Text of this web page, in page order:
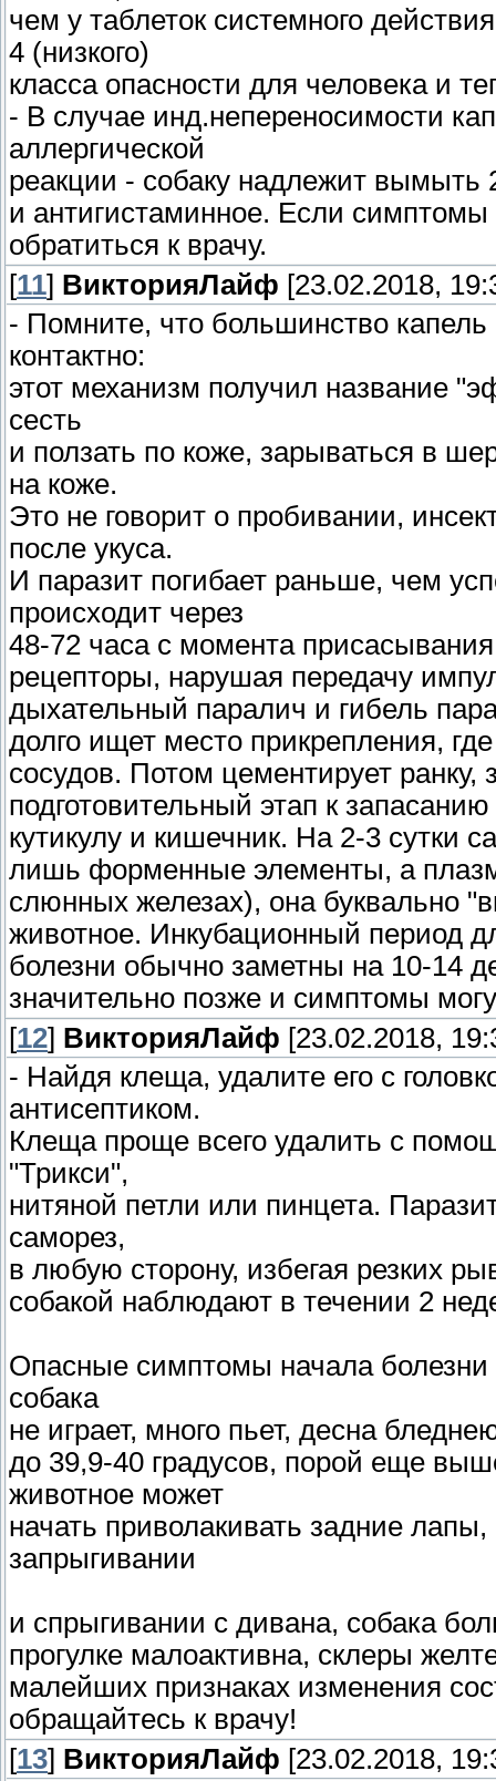
чем у таблеток системного
4 (низкого)
класса опасности для человека и
- В случае инд.непереносимости
аллергической
реакции - собаку надлежит вымыть
и антигистаминное. Если симптомы
обратиться к врачу.
[11] ВикторияЛайф [23.02.2018,
- Помните, что большинство
контактно:
этот механизм получил название
сесть
и ползать по коже, зарываться в
на коже.
Это не говорит о пробивании,
после укуса.
И паразит погибает раньше, чем
происходит через
48-72 часа с момента
рецепторы, нарушая передачу
дыхательный паралич и гибель
долго ищет место прикрепления,
сосудов. Потом цементирует ранку,
подготовительный этап к
кутикулу и кишечник. На 2-3 сутки
лишь форменные элементы, а
слюнных железах), она буквально
животное. Инкубационный период
болезни обычно заметны на 10-14
значительно позже и симптомы
[12] ВикторияЛайф [23.02.2018,
- Найдя клеща, удалите его с
антисептиком.
Клеща проще всего удалить с
"Трикси",
нитяной петли или пинцета.
саморез,
в любую сторону, избегая резких
собакой наблюдают в течении 2
Опасные симптомы начала болезни
собака
не играет, много пьет, десна
до 39,9-40 градусов, порой еще
животное может
начать приволакивать задние
запрыгивании
и спрыгивании с дивана, собака
прогулке малоактивна, склеры
малейших признаках изменения
обращайтесь к врачу!
[13] ВикторияЛайф [23.02.2018,